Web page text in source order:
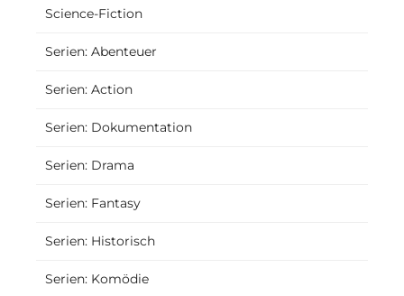
Science-Fiction
Serien: Abenteuer
Serien: Action
Serien: Dokumentation
Serien: Drama
Serien: Fantasy
Serien: Historisch
Serien: Komödie